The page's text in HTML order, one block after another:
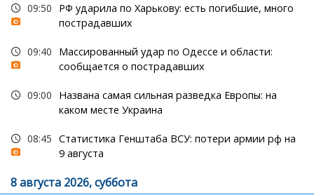
09:50
РФ ударила по Харькову: есть погибшие, много
пострадавших
09:40
Массированный удар по Одессе и области:
сообщается о пострадавших
09:00
Названа самая сильная разведка Европы: на
каком месте Украина
08:45 Статистика Генштаба ВСУ: потери армии рф на
9 августа
8 августа 2026, суббота